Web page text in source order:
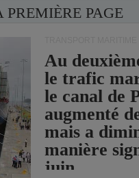
PREMIÈRE PAGE
Au
le trafic
le canal de
augmenté
mais a
manière
juin.